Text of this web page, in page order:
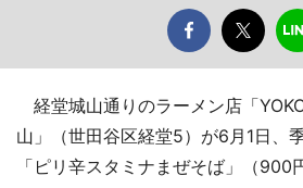
経堂城山通りのラーメン店「
山」（世田谷区経堂5）が6月1日、
「ピリ辛スタミナまぜそば」（900